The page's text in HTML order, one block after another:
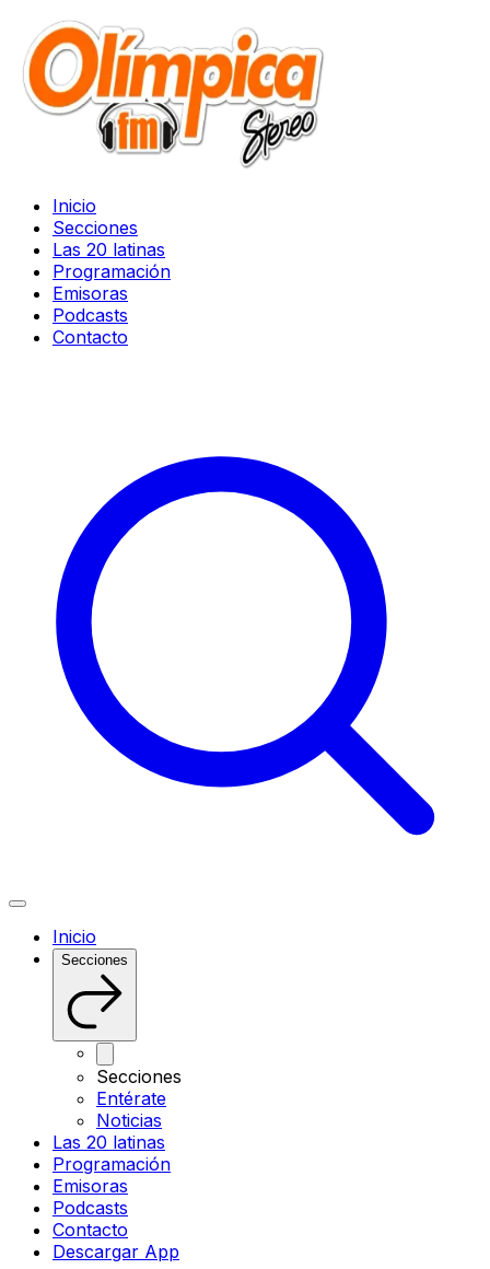
Inicio
Secciones
Las 20 latinas
Programación
Emisoras
Podcasts
Contacto
Inicio
Secciones
Secciones
Entérate
Noticias
Las 20 latinas
Programación
Emisoras
Podcasts
Contacto
Descargar App